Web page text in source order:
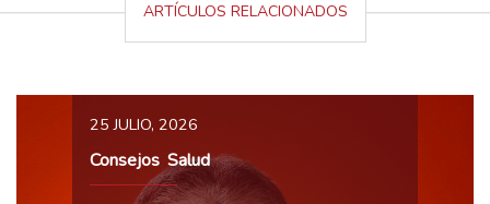
ARTÍCULOS RELACIONADOS
25 JULIO, 2026
Consejos, Salud